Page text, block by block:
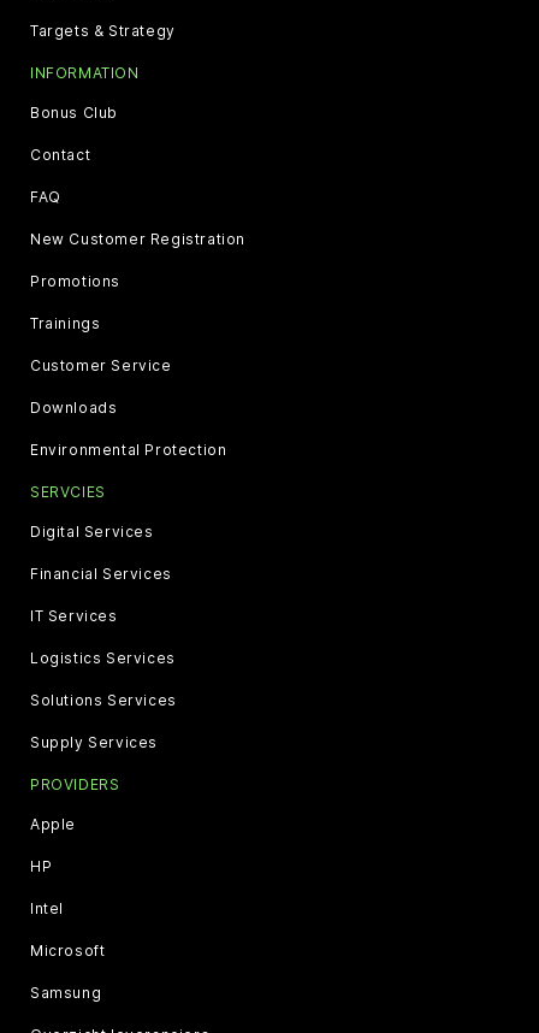
Targets & Strategy
INFORMATION
Bonus Club
Contact
FAQ
New Customer Registration
Promotions
Trainings
Customer Service
Downloads
Environmental Protection
SERVCIES
Digital Services
Financial Services
IT Services
Logistics Services
Solutions Services
Supply Services
PROVIDERS
Apple
HP
Intel
Microsoft
Samsung